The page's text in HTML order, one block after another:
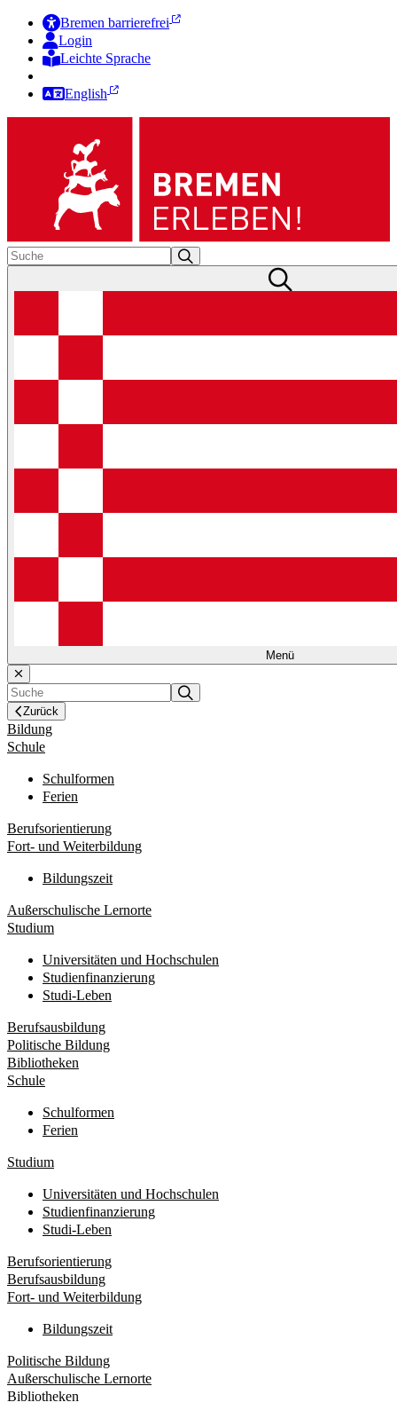
Bremen barrierefrei
Login
Leichte Sprache
English
Menü
Zurück
Bildung
Schule
Schulformen
Ferien
Berufsorientierung
Fort- und Weiterbildung
Bildungszeit
Außerschulische Lernorte
Studium
Universitäten und Hochschulen
Studienfinanzierung
Studi-Leben
Berufsausbildung
Politische Bildung
Bibliotheken
Schule
Schulformen
Ferien
Studium
Universitäten und Hochschulen
Studienfinanzierung
Studi-Leben
Berufsorientierung
Berufsausbildung
Fort- und Weiterbildung
Bildungszeit
Politische Bildung
Außerschulische Lernorte
Bibliotheken